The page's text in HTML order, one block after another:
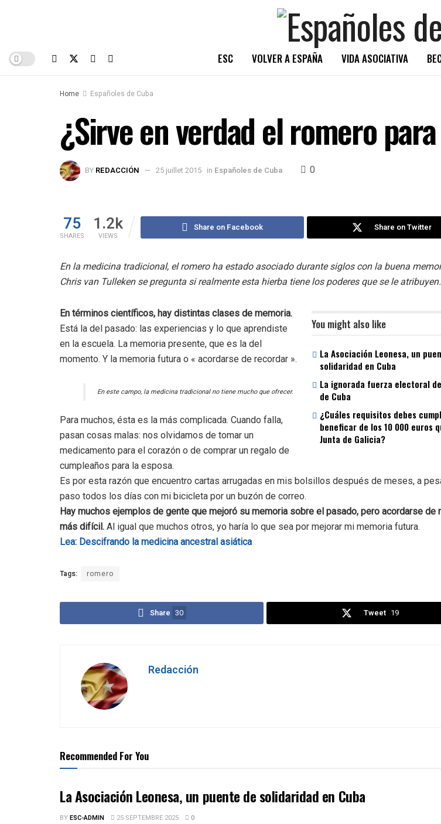
ESC VOLVER A ESPAÑA VIDA ASOCIATIVA
Home Españoles de Cuba
¿Sirve en verdad el romero
BY REDACCIÓN 25 juillet 2015 in Españoles de Cuba 0
75
SHARES
1.2k
VIEWS
Share on Facebook Share on Twitter
En la medicina tradicional, el romero ha estado asociado durante siglos con la buena
Chris van Tulleken se pregunta si realmente esta hierba tiene los poderes que se le atribuyen.
You might also like
La Asociación Leonesa, un
solidaridad en Cuba
La ignorada fuerza electoral
de Cuba
¿Cuáles requisitos debes
beneficar de los 10 000 euros
Junta de Galicia?
En términos científicos, hay distintas clases de memoria.
Está la del pasado: las experiencias y lo que aprendiste
en la escuela. La memoria presente, que es la del
momento. Y la memoria futura o « acordarse de recordar ».
En este campo, la medicina tradicional no tiene mucho que ofrecer.
Para muchos, ésta es la más complicada. Cuando falla,
pasan cosas malas: nos olvidamos de tomar un
medicamento para el corazón o de comprar un regalo de
cumpleaños para la esposa.
Es por esta razón que encuentro cartas arrugadas en mis bolsillos después de meses, a
paso todos los días con mi bicicleta por un buzón de correo.
Hay muchos ejemplos de gente que mejoró su memoria sobre el pasado, pero acordarse de
más difícil. Al igual que muchos otros, yo haría lo que sea por mejorar mi memoria futura.
Lea: Descifrando la medicina ancestral asiática
Tags: romero
Share 30 Tweet 19
Redacción
Recommended For You
La Asociación Leonesa, un puente de solidaridad en Cuba
BYESC-ADMIN 25 SEPTEMBRE 2025 0